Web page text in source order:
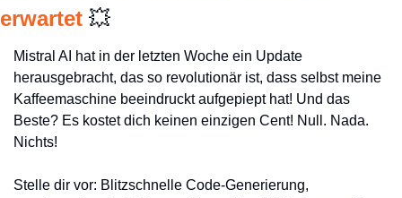
erwartet 💥
Mistral AI hat in der letzten Woche ein Update
herausgebracht, das so revolutionär ist, dass selbst meine
Kaffeemaschine beeindruckt aufgepiept hat! Und das
Beste? Es kostet dich keinen einzigen Cent! Null. Nada.
Nichts!
Stelle dir vor: Blitzschnelle Code-Generierung,